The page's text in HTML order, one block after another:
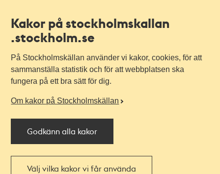
Kakor på stockholmskallan
.stockholm.se
På Stockholmskällan använder vi kakor, cookies, för att
sammanställa statistik och för att webbplatsen ska
fungera på ett bra sätt för dig.
Om kakor på Stockholmskällan
Godkänn alla kakor
Välj vilka kakor vi får använda